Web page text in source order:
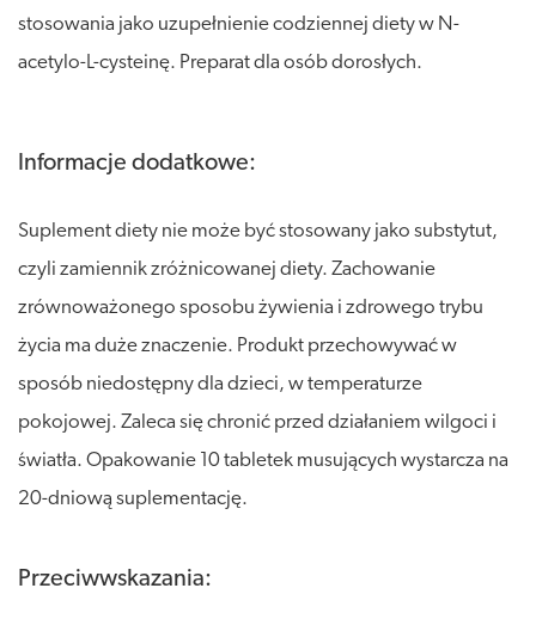
stosowania jako uzupełnienie codziennej diety w N-
acetylo-L-cysteinę. Preparat dla osób dorosłych.
Informacje dodatkowe:
Suplement diety nie może być stosowany jako substytut,
czyli zamiennik zróżnicowanej diety. Zachowanie
zrównoważonego sposobu żywienia i zdrowego trybu
życia ma duże znaczenie. Produkt przechowywać w
sposób niedostępny dla dzieci, w temperaturze
pokojowej. Zaleca się chronić przed działaniem wilgoci i
światła. Opakowanie 10 tabletek musujących wystarcza na
20-dniową suplementację.
Przeciwwskazania: